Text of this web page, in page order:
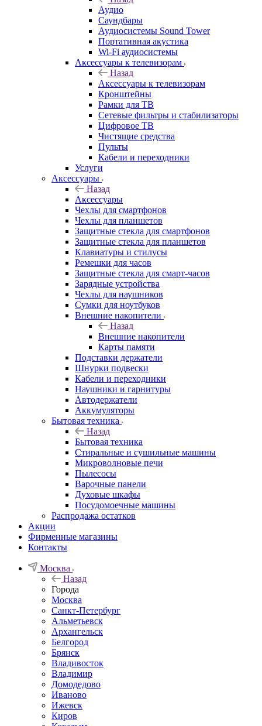
Аудио
Саундбары
Аудиосистемы Sound Tower
Портативная акустика
Wi-Fi аудиосистемы
Аксессуары к телевизорам
Назад
Аксессуары к телевизорам
Кронштейны
Рамки для ТВ
Сетевые фильтры и стабилизаторы
Цифровое ТВ
Чистящие средства
Пульты
Кабели и переходники
Услуги
Аксессуары
Назад
Аксессуары
Чехлы для смартфонов
Чехлы для планшетов
Защитные стекла для смартфонов
Защитные стекла для планшетов
Клавиатуры и стилусы
Ремешки для часов
Защитные стекла для смарт-часов
Зарядные устройства
Чехлы для наушников
Сумки для ноутбуков
Внешние накопители
Назад
Внешние накопители
Карты памяти
Подставки держатели
Шнурки подвески
Кабели и переходники
Наушники и гарнитуры
Автодержатели
Аккумуляторы
Бытовая техника
Назад
Бытовая техника
Стиральные и сушильные машины
Микроволновые печи
Пылесосы
Варочные панели
Духовые шкафы
Посудомоечные машины
Распродажа остатков
Акции
Фирменные магазины
Контакты
Москва
Назад
Города
Москва
Санкт-Петербург
Альметьевск
Архангельск
Белгород
Брянск
Владивосток
Владимир
Домодедово
Иваново
Ижевск
Киров